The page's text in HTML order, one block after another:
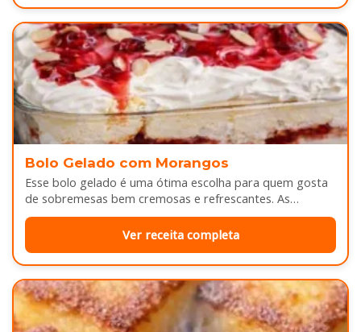
Bolo Gelado com Morangos
Esse bolo gelado é uma ótima escolha para quem gosta
de sobremesas bem cremosas e refrescantes. As
camadas de massa…
Ver receita completa